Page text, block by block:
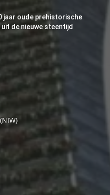
jaar oude prehistorische
de nieuwe steentijd